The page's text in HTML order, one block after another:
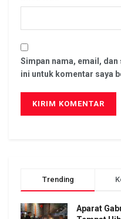
Simpan nama, email,
ini untuk komentar saya
Trending
Aparat